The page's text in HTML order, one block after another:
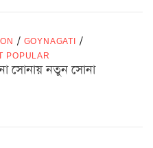
/ GOYNAGATI /
POPULAR
সোনায় নতুন সোনা